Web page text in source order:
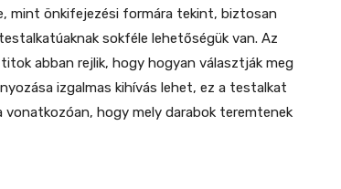
mint önkifejezési formára tekint, biztosan
sokféle lehetőségük van. Az
abban rejlik, hogy hogyan választják meg
izgalmas kihívás lehet, ez a testalkat
vonatkozóan, hogy mely darabok teremtenek